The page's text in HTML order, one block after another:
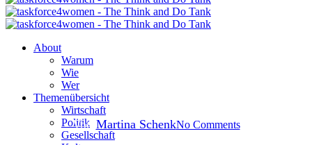
search
Menu
About
Warum
Wie
Wer
Themenübersicht
Wirtschaft
Politik
Gesellschaft
Auswirkungen einer
Individualbesteuerung.
Vergleich verschiedener
Steuersysteme in der Schweiz.
Von Martina SchenkNo Comments